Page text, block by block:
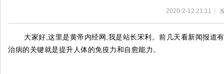
2020-2-12 21:11
大家好,这里是黄帝内经网,我是站长宋利。前几天看新闻报道
治病的关键就是提升人体的免疫力和自愈能力。